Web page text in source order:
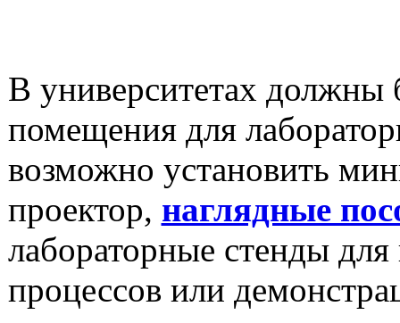
В университетах должны
помещения для
возможно установить
проектор, наглядные
лабораторные стенды
процессов или